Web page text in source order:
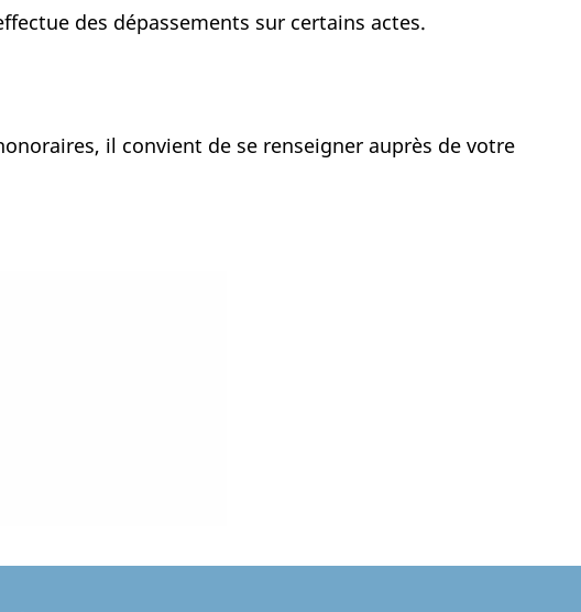
des dépassements sur certains actes.
il convient de se renseigner auprès de votre